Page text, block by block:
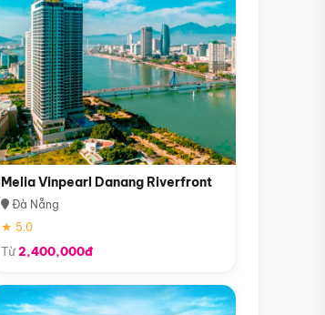
Melia Vinpearl Danang Riverfront
Đà Nẵng
★ 5.0
Từ2,400,000đ